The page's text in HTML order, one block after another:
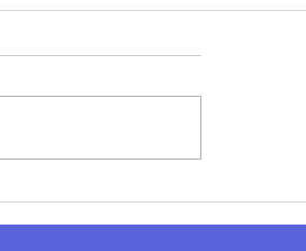
Starbucks apoya
cooperativa de